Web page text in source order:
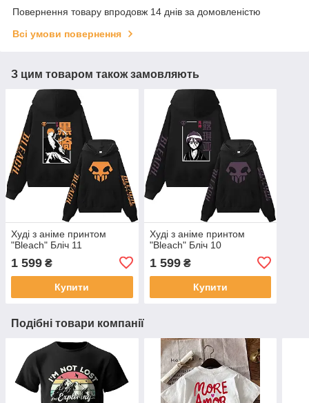
Повернення товару впродовж 14 днів за домовленістю
Всі умови повернення
З цим товаром також замовляють
Худі з аніме принтом
"Bleach" Бліч 11
1 599 ₴
Купити
Худі з аніме принтом
"Bleach" Бліч 10
1 599₴
Купити
Подібні товари компанії